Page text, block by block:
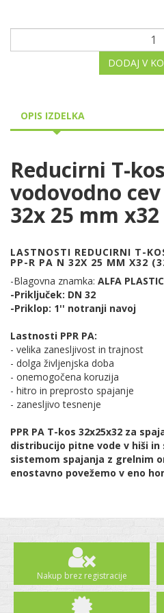
DODAJ V
OPIS IZDELKA
Reducirni T-
vodovodno cev
32x 25 mm
LASTNOSTI REDUCIRNI T-
PP-R PA N 32X 25 MM X32
-Blagovna znamka: ALFA
-Priključek: DN 32
-Priklop: 1'' notranji navoj
Lastnosti PPR PA:
- velika zanesljivost in trajnost
- dolga življenjska doba
- onemogočena koruzija
- hitro in preprosto spajanje
- zanesljivo tesnenje
PPR PA T-kos 32x25x32 za
distribucijo pitne vode v hiši
sistemom spajanja z grelnim
enostavno povežemo v eno
Nakup brez registracije